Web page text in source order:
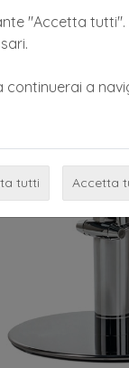
"Accetta tutti".
a
tutti Accetta